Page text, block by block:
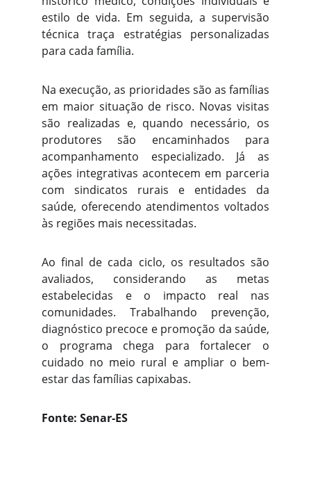
estilo de vida. Em seguida, a supervisão
técnica traça estratégias personalizadas
para cada família.
Na execução, as prioridades são as famílias
em maior situação de risco. Novas visitas
são realizadas e, quando necessário, os
produtores são encaminhados para
acompanhamento especializado. Já as
ações integrativas acontecem em parceria
com sindicatos rurais e entidades da
saúde, oferecendo atendimentos voltados
às regiões mais necessitadas.
Ao final de cada ciclo, os resultados são
avaliados, considerando as metas
estabelecidas e o impacto real nas
comunidades. Trabalhando prevenção,
diagnóstico precoce e promoção da saúde,
o programa chega para fortalecer o
cuidado no meio rural e ampliar o bem-
estar das famílias capixabas.
Fonte: Senar-ES